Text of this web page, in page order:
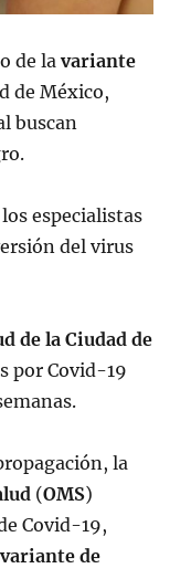
de lavariante
de México,
buscan
especialistas
del virus
de la Ciudad de
por Covid-19
la
(OMS)
Covid-19,
variante de